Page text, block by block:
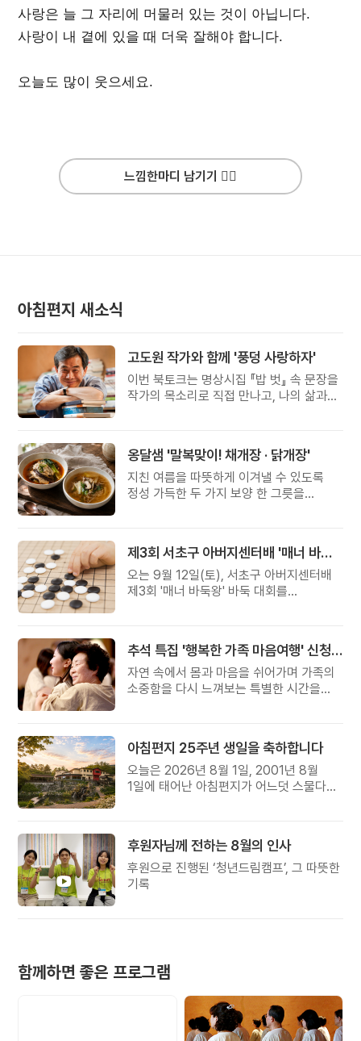
사랑은 늘 그 자리에 머물러 있는 것이 아닙니다.
사랑이 내 곁에 있을 때 더욱 잘해야 합니다.
오늘도 많이 웃으세요.
느낌한마디 남기기 ✍🏻
아침편지 새소식
고도원 작가와 함께 '풍덩 사랑하자'
이번 북토크는 명상시집 『밥 벗』 속 문장을
작가의 목소리로 직접 만나고, 나의 삶과
옹달샘 '말복맞이! 채개장 · 닭개장'
지친 여름을 따뜻하게 이겨낼 수 있도록
정성 가득한 두 가지 보양 한 그릇을
제3회 서초구 아버지센터배 '매너 바둑왕' 대회
오는 9월 12일(토), 서초구 아버지센터배
제3회 '매너 바둑왕' 바둑 대회를
추석 특집 '행복한 가족 마음여행' 신청 안내
자연 속에서 몸과 마음을 쉬어가며 가족의
소중함을 다시 느껴보는 특별한 시간을
아침편지 25주년 생일을 축하합니다
오늘은 2026년 8월 1일, 2001년 8월
1일에 태어난 아침편지가 어느덧 스물다섯
후원자님께 전하는 8월의 인사
후원으로 진행된 ‘청년드림캠프’, 그 따뜻한
기록
함께하면 좋은 프로그램